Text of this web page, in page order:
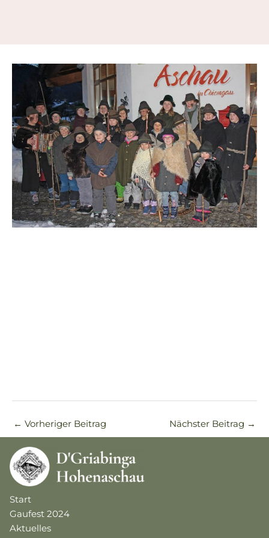
← Vorheriger Beitrag Nächster Beitrag →
Start
Gaufest 2024
Aktuelles